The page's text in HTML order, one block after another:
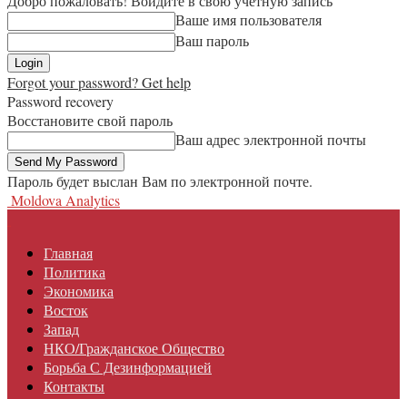
Ваше имя пользователя
Ваш пароль
Forgot your password? Get help
Password recovery
Восстановите свой пароль
Ваш адрес электронной почты
Пароль будет выслан Вам по электронной почте.
Moldova Analytics
Главная
Политика
Экономика
Восток
Запад
НКО/гражданское Общество
Борьба С Дезинформацией
Контакты